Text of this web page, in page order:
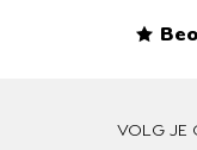
VOLG JE